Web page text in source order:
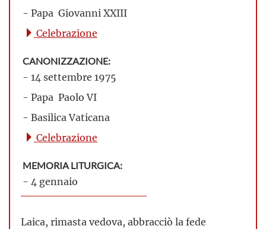
- Papa Giovanni XXIII
Celebrazione
CANONIZZAZIONE:
- 14 settembre 1975
- Papa Paolo VI
- Basilica Vaticana
Celebrazione
MEMORIA LITURGICA:
- 4 gennaio
Laica, rimasta vedova, abbracciò la fede